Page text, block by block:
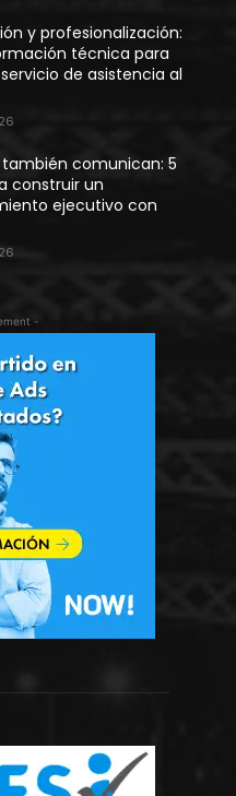
y profesionalización:
técnica para
de asistencia al
también comunican: 5
construir un
ejecutivo con
-